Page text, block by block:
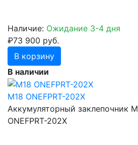
Наличие: Ожидание 3-4 дня
₽73 900 руб.
В корзину
В наличии
M18 ONEFPRT-202X
Аккумуляторный заклепочник
ONEFPRT-202X